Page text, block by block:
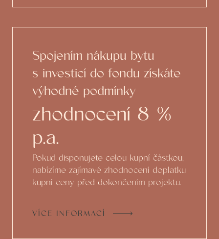
Spojením nákupu bytu
s investicí do fondu získáte
výhodné podmínky
zhodnocení 8 %
p.a.
Pokud disponujete celou kupní částkou,
nabízíme zajímavé zhodnocení doplatku
kupní ceny před dokončením projektu.
VÍCE INFORMACÍ